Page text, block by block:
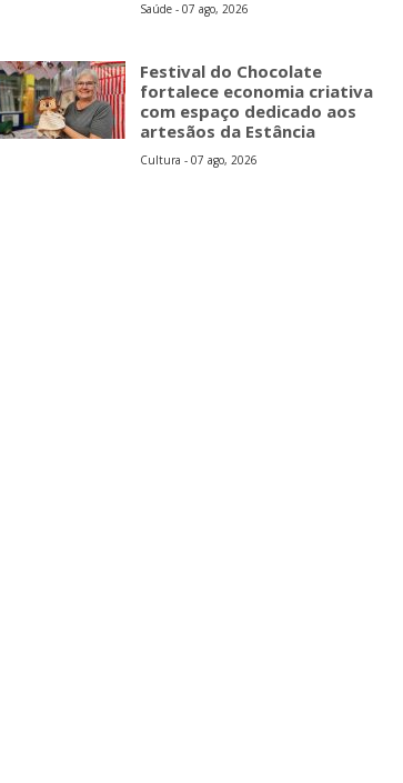
Saúde - 07 ago, 2026
Festival do Chocolate
fortalece economia criativa
com espaço dedicado aos
artesãos da Estância
Cultura - 07 ago, 2026